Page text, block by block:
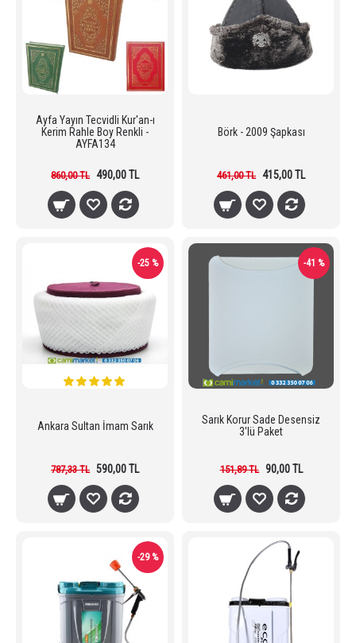
Ayfa Yayın Tecvidli Kur'an-ı
Kerim Rahle Boy Renkli -
AYFA134
860,00 TL 490,00 TL
Börk - 2009 Şapkası
461,00 TL 415,00 TL
-25 %
Ankara Sultan İmam Sarık
787,33 TL 590,00 TL
-41 %
Sarık Korur Sade Desensiz
3'lü Paket
151,89 TL 90,00 TL
-29 %